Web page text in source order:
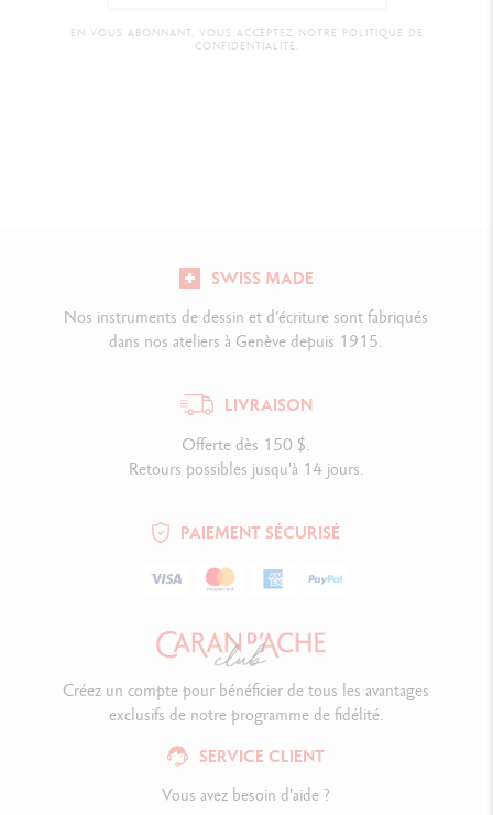
EN VOUS ABONNANT, VOUS ACCEPTEZ NOTRE POLITIQUE DE
CONFIDENTIALITÉ.
SWISS MADE
Nos instruments de dessin et d’écriture sont fabriqués
dans nos ateliers à Genève depuis 1915.
LIVRAISON
Offerte dès 150 $.
Retours possibles jusqu'à 14 jours.
PAIEMENT SÉCURISÉ
SERVICE CLIENT
Vous avez besoin d'aide ?
Créez un compte pour bénéficier de tous les avantages
exclusifs de notre programme de fidélité.